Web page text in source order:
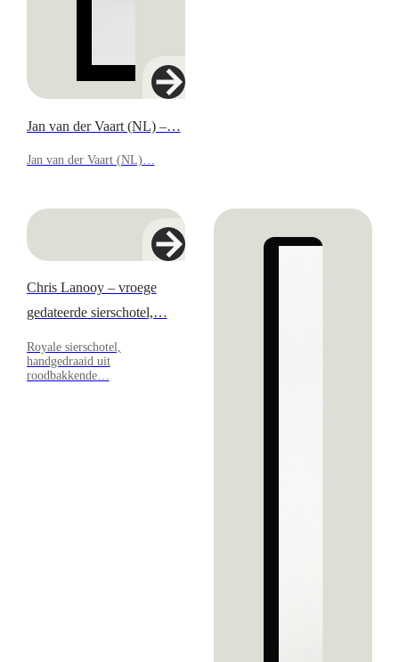
Jan van der Vaart (NL) –…
Jan van der Vaart (NL)…
Chris Lanooy – vroege
gedateerde sierschotel,…
Royale sierschotel,
handgedraaid uit
roodbakkende…